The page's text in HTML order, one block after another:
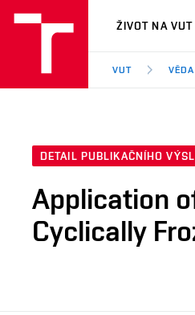
VUT
ŽIVOT NA VUT
VUT
DETAIL PUBLIKAČNÍHO
Application
Cyclically